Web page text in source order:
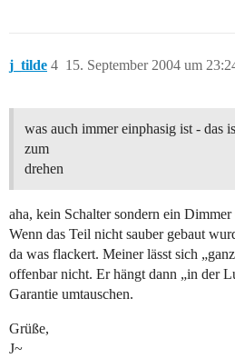
j_tilde 15. September 2004 um
4
was auch immer einphasig ist - das
zum
drehen
aha, kein Schalter sondern ein Dimmer
Wenn das Teil nicht sauber gebaut
da was flackert. Meiner lässt sich
offenbar nicht. Er hängt dann „in der
Garantie umtauschen.
Grüße,
J~